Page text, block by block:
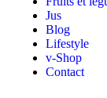
Jus
Blog
Lifestyle
v-Shop
Contact